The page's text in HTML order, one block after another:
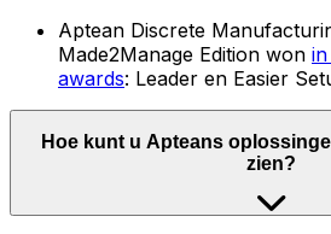
Aptean Discrete
Made2Manage Edition won
awards: Leader en Easier
Hoe kunt u Apteans
zien?